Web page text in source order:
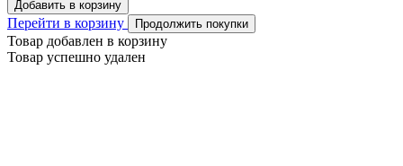
Добавить в корзину
Перейти в корзину Продолжить покупки
Товар добавлен в корзину
Товар успешно удален